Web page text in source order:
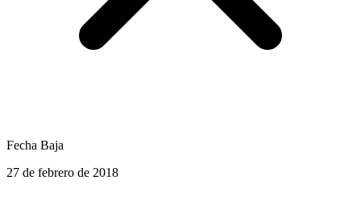
Fecha Baja
27 de febrero de 2018